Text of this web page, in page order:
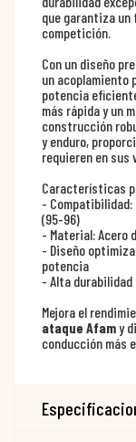
que garantiza
competición.
Con un diseño
un acoplamiento
potencia
más rápida y un
construcción
y enduro,
requieren en sus
Características
- Compatibilidad:
(95-96)
- Material: Acero
- Diseño
potencia
- Alta
Mejora el
ataque Afamy
conducción más